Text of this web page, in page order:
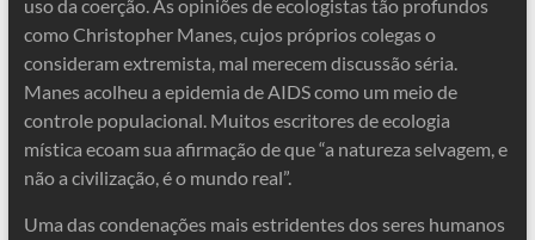
uso da coerção. As opiniões de ecologistas tão profundos
como Christopher Manes, cujos próprios colegas o
consideram extremista, mal merecem discussão séria.
Manes acolheu a epidemia de AIDS como um meio de
controle populacional. Muitos escritores de ecologia
mística ecoam sua afirmação de que “a natureza selvagem, e
não a civilização, é o mundo real”.
Uma das condenações mais estridentes dos seres humanos